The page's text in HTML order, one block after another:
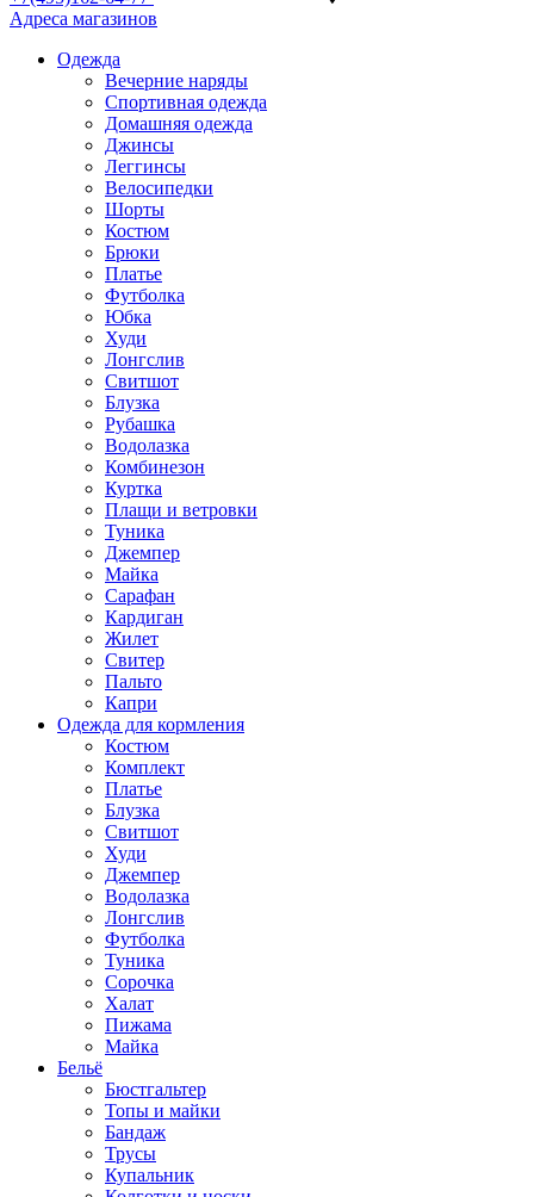
Адреса магазинов
Одежда
Вечерние наряды
Спортивная одежда
Домашняя одежда
Джинсы
Леггинсы
Велосипедки
Шорты
Костюм
Брюки
Платье
Футболка
Юбка
Худи
Лонгслив
Свитшот
Блузка
Рубашка
Водолазка
Комбинезон
Куртка
Плащи и ветровки
Туника
Джемпер
Майка
Сарафан
Кардиган
Жилет
Свитер
Пальто
Капри
Одежда для кормления
Костюм
Комплект
Платье
Блузка
Свитшот
Худи
Джемпер
Водолазка
Лонгслив
Футболка
Туника
Сорочка
Халат
Пижама
Майка
Бельё
Бюстгальтер
Топы и майки
Бандаж
Трусы
Купальник